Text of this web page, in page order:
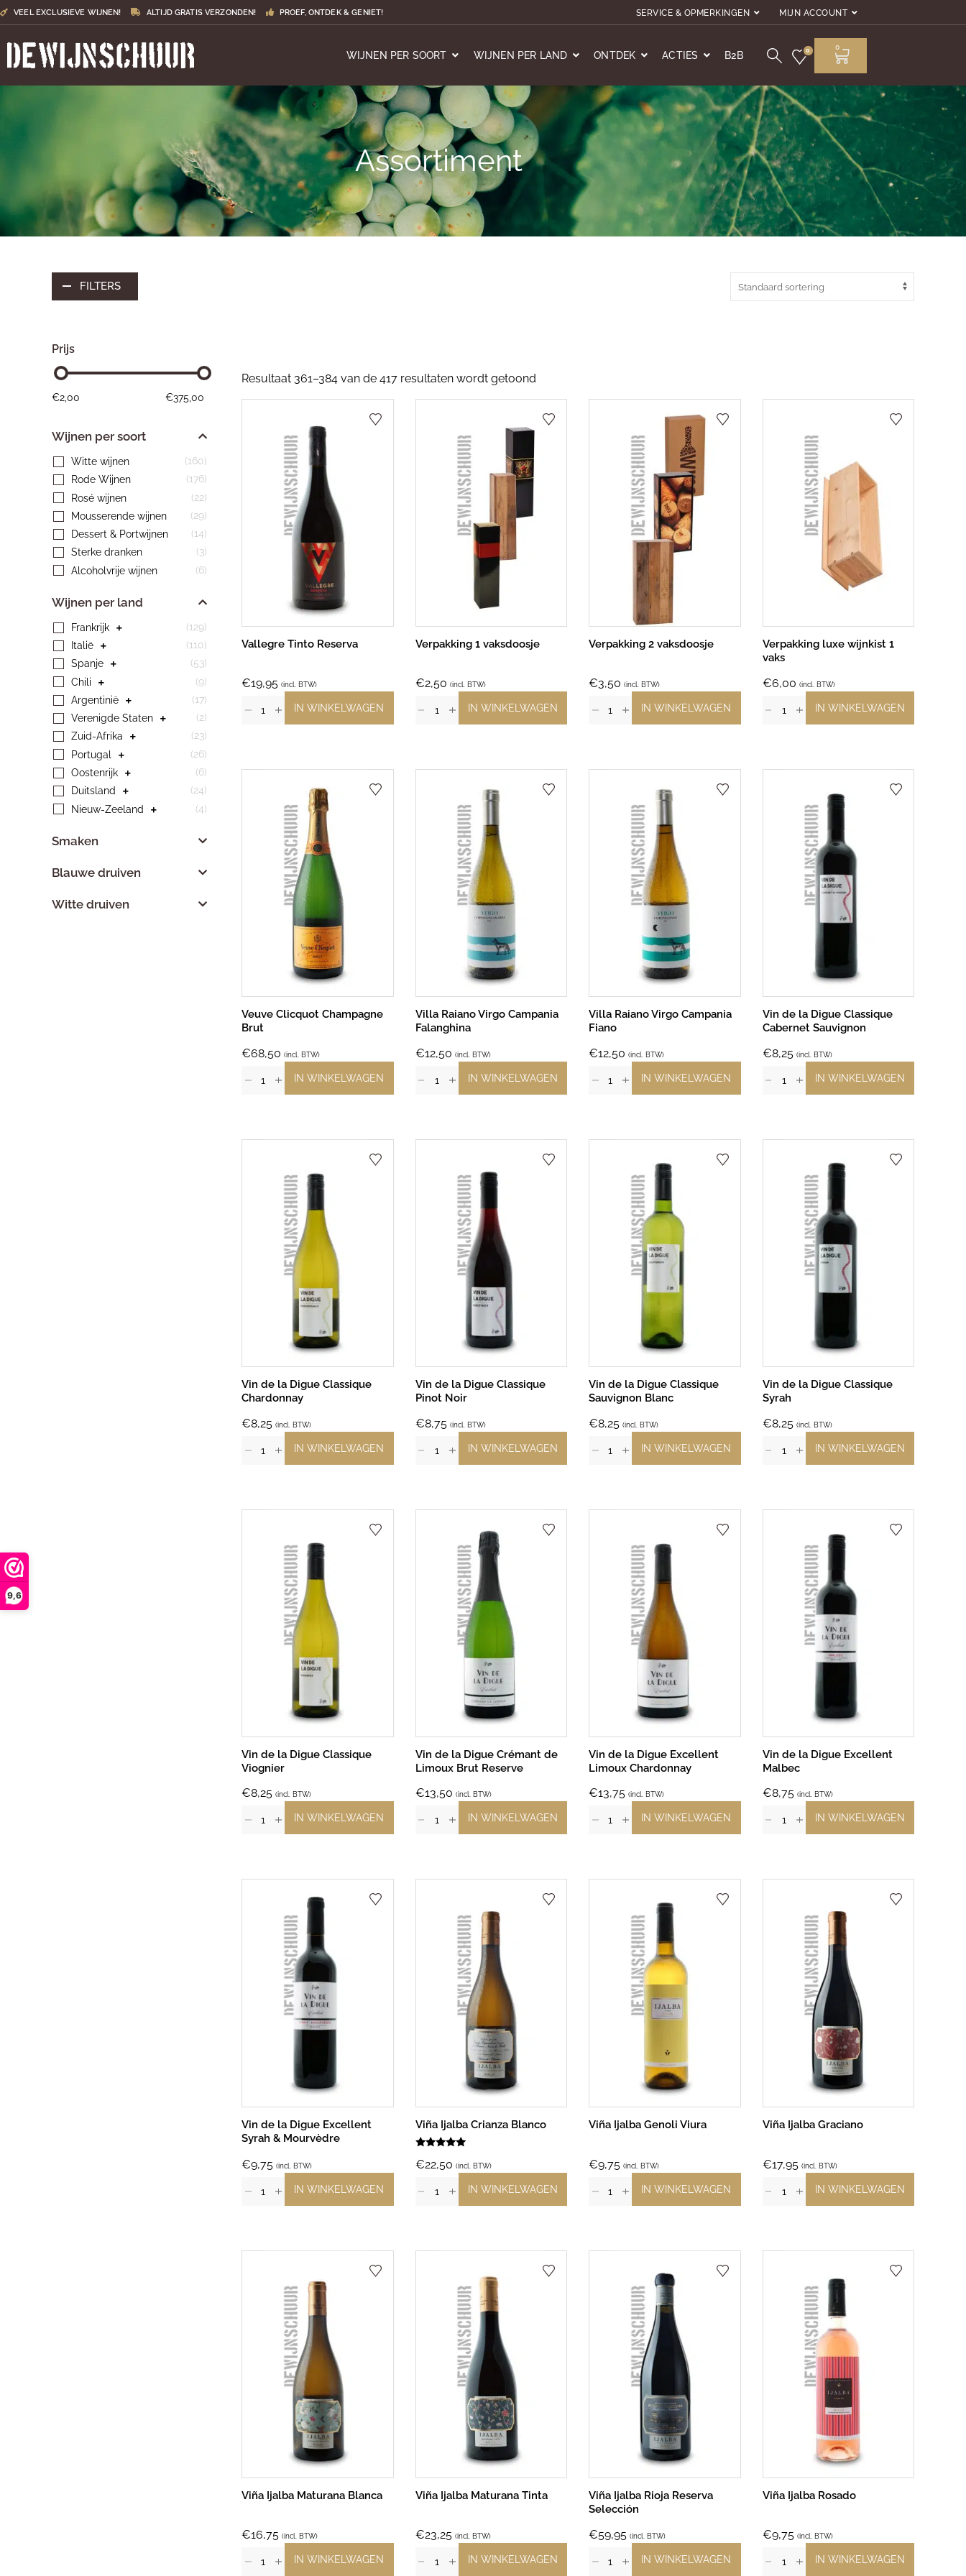
9,6
VEEL EXCLUSIEVE WIJNEN! ALTIJD GRATIS VERZONDEN! PROEF, ONTDEK & GENIET! SERVICE & OPMERKINGEN MIJN ACCOUNT
WIJNEN PER SOORT WIJNEN PER LAND ONTDEK ACTIES B2B 0 0
Assortiment
FILTERS
Resultaat 361–384 van de 417 resultaten wordt getoond
Vallegre Tinto Reserva
€19,95 (incl. BTW)
IN WINKELWAGEN
Verpakking 1 vaksdoosje
€2,50 (incl. BTW)
IN WINKELWAGEN
Verpakking 2 vaksdoosje
€3,50 (incl. BTW)
IN WINKELWAGEN
Verpakking luxe wijnkist 1
vaks
€6,00 (incl. BTW)
IN WINKELWAGEN
Veuve Clicquot Champagne
Brut
€68,50 (incl. BTW)
IN WINKELWAGEN
Villa Raiano Virgo Campania
Falanghina
€12,50 (incl. BTW)
IN WINKELWAGEN
Villa Raiano Virgo Campania
Fiano
€12,50 (incl. BTW)
IN WINKELWAGEN
Vin de la Digue Classique
Cabernet Sauvignon
€8,25 (incl. BTW)
IN WINKELWAGEN
Vin de la Digue Classique
Chardonnay
€8,25 (incl. BTW)
IN WINKELWAGEN
Vin de la Digue Classique
Pinot Noir
€8,75 (incl. BTW)
IN WINKELWAGEN
Vin de la Digue Classique
Sauvignon Blanc
€8,25 (incl. BTW)
IN WINKELWAGEN
Vin de la Digue Classique
Syrah
€8,25 (incl. BTW)
IN WINKELWAGEN
Vin de la Digue Classique
Viognier
€8,25 (incl. BTW)
IN WINKELWAGEN
Vin de la Digue Crémant de
Limoux Brut Reserve
€13,50 (incl. BTW)
IN WINKELWAGEN
Vin de la Digue Excellent
Limoux Chardonnay
€13,75 (incl. BTW)
IN WINKELWAGEN
Vin de la Digue Excellent
Malbec
€8,75 (incl. BTW)
IN WINKELWAGEN
Vin de la Digue Excellent
Syrah & Mourvèdre
€9,75 (incl. BTW)
IN WINKELWAGEN
Viña Ijalba Crianza Blanco
5.00
€22,50 (incl. BTW)
IN WINKELWAGEN
Viña Ijalba Genoli Viura
€9,75 (incl. BTW)
IN WINKELWAGEN
Viña Ijalba Graciano
€17,95 (incl. BTW)
IN WINKELWAGEN
Viña Ijalba Maturana Blanca
€16,75 (incl. BTW)
IN WINKELWAGEN
Viña Ijalba Maturana Tinta
€23,25 (incl. BTW)
IN WINKELWAGEN
Viña Ijalba Rioja Reserva
Selección
€59,95 (incl. BTW)
IN WINKELWAGEN
Viña Ijalba Rosado
€9,75 (incl. BTW)
IN WINKELWAGEN
Prijs
€2,00 €375,00
Wijnen per soort
Witte wijnen
(160)
Rode Wijnen
(176)
Rosé wijnen
(22)
Mousserende wijnen
(29)
Dessert & Portwijnen
(14)
Sterke dranken
(3)
Alcoholvrije wijnen
(6)
Wijnen per land
Frankrijk
(129)
Italië
(110)
Spanje
(53)
Chili
(9)
Argentinië
(17)
Verenigde Staten
(2)
Zuid-Afrika
(23)
Portugal
(26)
Oostenrijk
(6)
Duitsland
(24)
Nieuw-Zeeland
(4)
Smaken
Blauwe druiven
Witte druiven